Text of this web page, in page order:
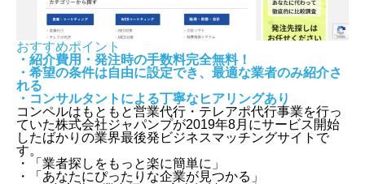
おすすめポイント
・紹介費用・発注時の手数料完全無料！
・希望の条件は自由に設定でき、最適な業者のみ紹介さ
れる
・コンサルタントによる丁寧なヒアリングあり
コンペルはもともと営業代行・テレアポ代行事業を行っ
ていた株式会社ジャパンプが2019年8月にサービス開始
したばかりの業界最後発ビジネスマッチングサイトで
す。
・「業者探しをもっと楽に簡単に」
・「あなたにぴったりな企業が見つかる」